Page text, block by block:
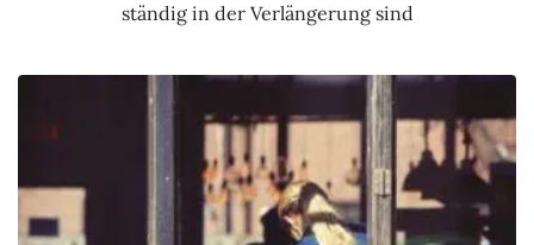
ständig in der Verlängerung sind